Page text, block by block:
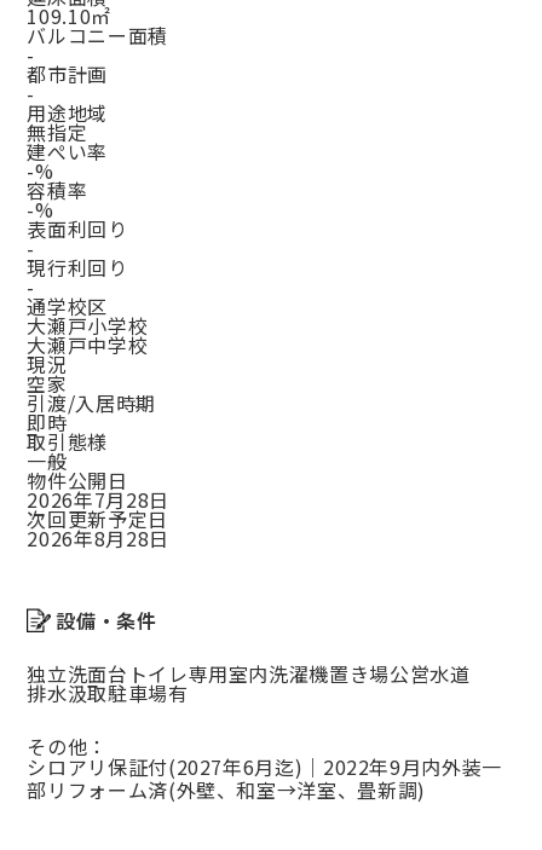
109.10㎡
バルコニー面積
-
都市計画
-
用途地域
無指定
建ぺい率
-%
容積率
-%
表面利回り
-
現行利回り
-
通学校区
大瀬戸小学校
大瀬戸中学校
現況
空家
引渡/入居時期
即時
取引態様
一般
物件公開日
2026年7月28日
次回更新予定日
2026年8月28日
設備・条件
独立洗面台 トイレ専用室内洗濯機置き場公営水道
排水汲取駐車場有
その他：
シロアリ保証付(2027年6月迄)｜2022年9月内外装一
部リフォーム済(外壁、和室→洋室、畳新調)